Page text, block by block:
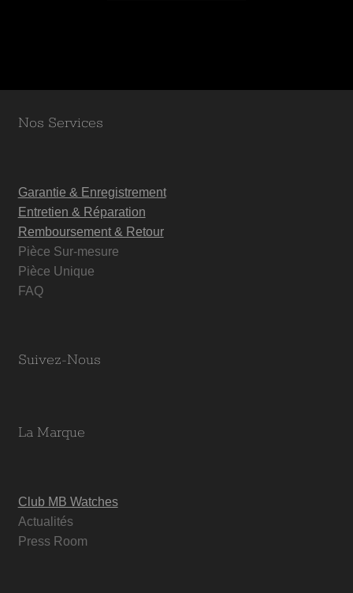
Nos Services
Garantie & Enregistrement
Entretien & Réparation
Remboursement & Retour
Pièce Sur-mesure
Pièce Unique
FAQ
Suivez-Nous
La Marque
Club MB Watches
Actualités
Press Room